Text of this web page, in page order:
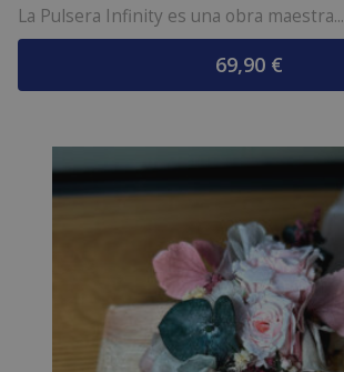
La Pulsera Infinity es una obra maestra...
69,90 €